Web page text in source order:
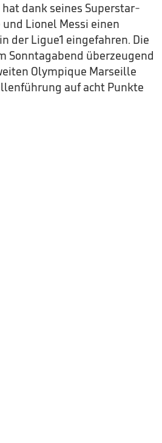
dank seines Superstar-
Lionel Messi einen
der Ligue1 eingefahren. Die
Sonntagabend überzeugend
Olympique Marseille
auf acht Punkte